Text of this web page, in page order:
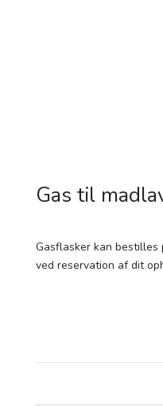
Gas til
Gasflasker kan bestilles
ved reservation af dit